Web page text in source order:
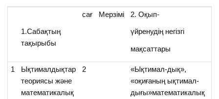
1.Сабақтың
тақырыбы
сағ Мерзімі 2. Оқып-
үйренудің негізгі
мақсаттары
1
Ықтималдықтар
теориясы және
математикалық
2
«Ықтимал-дық»,
«оқиғаның ықтимал-
дығы»математикалық